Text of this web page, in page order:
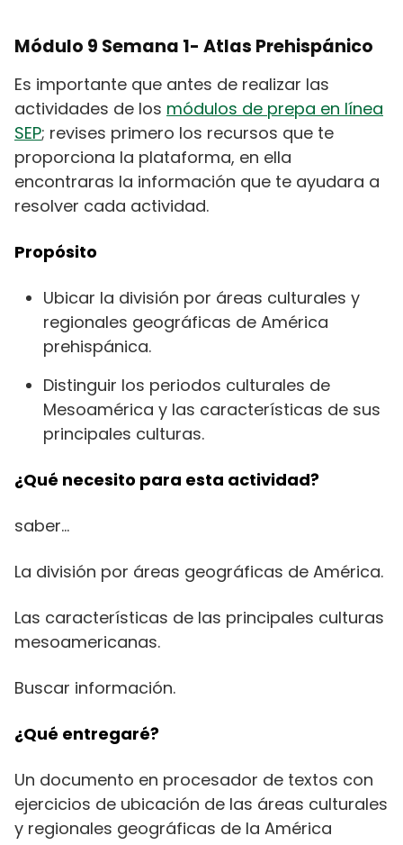
Módulo 9 Semana 1- Atlas Prehispánico
Es importante que antes de realizar las
actividades de los módulos de prepa en línea
SEP; revises primero los recursos que te
proporciona la plataforma, en ella
encontraras la información que te ayudara a
resolver cada actividad.
Propósito
Ubicar la división por áreas culturales y
regionales geográficas de América
prehispánica.
Distinguir los periodos culturales de
Mesoamérica y las características de sus
principales culturas.
¿Qué necesito para esta actividad?
saber…
La división por áreas geográficas de América.
Las características de las principales culturas
mesoamericanas.
Buscar información.
¿Qué entregaré?
Un documento en procesador de textos con
ejercicios de ubicación de las áreas culturales
y regionales geográficas de la América